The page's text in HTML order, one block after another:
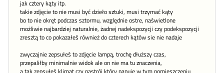
jak cztery kąty itp.
takie zdjęcie to nie musi być dzieło sztuki, musi trzymać kąty
bo to nie okręt podczas sztormu, względnie ostre, naświetlone
możliwie najbardziej naturalnie, żadnej nadekspozycji czy podekspozycji
zresztą to co pokazałeś również do czterech kątów sie nie nadaje
zwyczajnie zepsułeś to zdjęcie lampą, trochę dłuższy czas,
przepaliłby minimalnie widok ale on nie ma tu znaczenia,